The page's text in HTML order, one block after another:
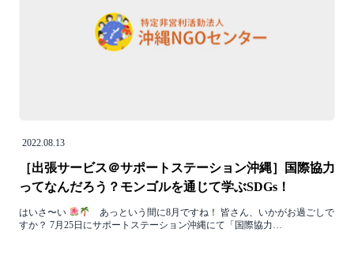
2022.08.13
［出張サービス＠サポートステーション沖縄］国際協力
ってなんだろう？モンゴルを通じて学ぶSDGs！
はいさ〜い
あっという間に8月ですね！ 皆さん、いかがお過ごしで
すか？ 7月25日にサポートステーション沖縄にて「国際協力…